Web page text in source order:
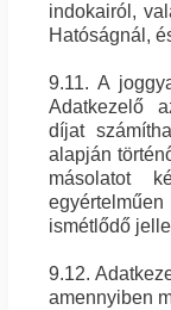
indokairól,
Hatóságnál,
9.11. A
Adatkezelő
díjat
alapján
másolatot
ismétlődő
9.12.
amennyiben